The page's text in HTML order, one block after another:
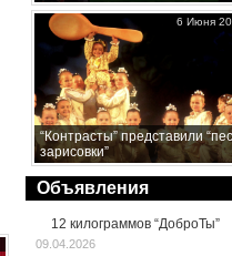
“Контрасты” представили
зарисовки”
6 Июня
Объявления
12 килограммов “ДоброТы”
09.04.2026